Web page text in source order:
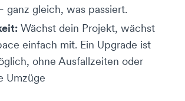
ganz gleich, was passiert.
Wächst dein Projekt, wächst
einfach mit. Ein Upgrade ist
ohne Ausfallzeiten oder
Umzüge